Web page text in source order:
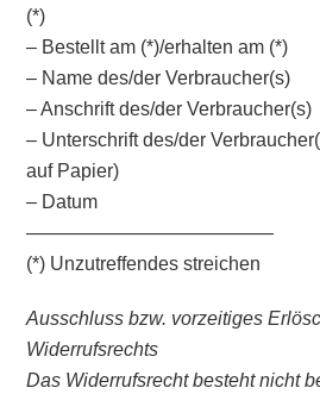
(*)
– Bestellt am (*)/erhalten am (*)
– Name des/der Verbraucher(s)
– Anschrift des/der Verbraucher(s)
– Unterschrift des/der
auf Papier)
– Datum
—————————————
(*) Unzutreffendes streichen
Ausschluss bzw. vorzeitiges
Widerrufsrechts
Das Widerrufsrecht besteht nicht